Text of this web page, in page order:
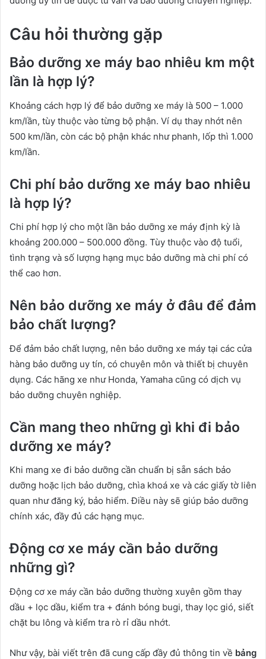
Câu hỏi thường gặp
Bảo dưỡng xe máy bao nhiêu km một
lần là hợp lý?
Khoảng cách hợp lý để bảo dưỡng xe máy là 500 – 1.000
km/lần, tùy thuộc vào từng bộ phận. Ví dụ thay nhớt nên
500 km/lần, còn các bộ phận khác như phanh, lốp thì 1.000
km/lần.
Chi phí bảo dưỡng xe máy bao nhiêu
là hợp lý?
Chi phí hợp lý cho một lần bảo dưỡng xe máy định kỳ là
khoảng 200.000 – 500.000 đồng. Tùy thuộc vào độ tuổi,
tình trạng và số lượng hạng mục bảo dưỡng mà chi phí có
thể cao hơn.
Nên bảo dưỡng xe máy ở đâu để đảm
bảo chất lượng?
Để đảm bảo chất lượng, nên bảo dưỡng xe máy tại các cửa
hàng bảo dưỡng uy tín, có chuyên môn và thiết bị chuyên
dụng. Các hãng xe như Honda, Yamaha cũng có dịch vụ
bảo dưỡng chuyên nghiệp.
Cần mang theo những gì khi đi bảo
dưỡng xe máy?
Khi mang xe đi bảo dưỡng cần chuẩn bị sẵn sách bảo
dưỡng hoặc lịch bảo dưỡng, chìa khoá xe và các giấy tờ liên
quan như đăng ký, bảo hiểm. Điều này sẽ giúp bảo dưỡng
chính xác, đầy đủ các hạng mục.
Động cơ xe máy cần bảo dưỡng
những gì?
Động cơ xe máy cần bảo dưỡng thường xuyên gồm thay
dầu + lọc dầu, kiểm tra + đánh bóng bugi, thay lọc gió, siết
chặt bu lông và kiểm tra rò rỉ dầu nhớt.
Như vậy, bài viết trên đã cung cấp đầy đủ thông tin về bảng